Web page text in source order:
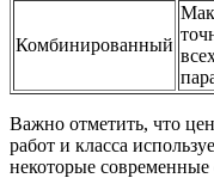
Комбинированный
Важно отметить, что
работ и класса
некоторые